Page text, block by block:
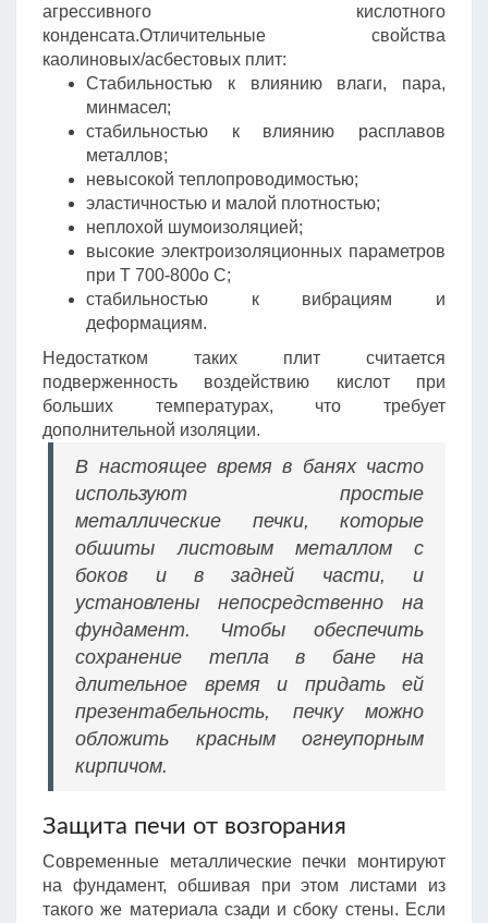
агрессивного кислотного
конденсата.Отличительные свойства
каолиновых/асбестовых плит:
Стабильностью к влиянию влаги, пара,
минмасел;
стабильностью к влиянию расплавов
металлов;
невысокой теплопроводимостью;
эластичностью и малой плотностью;
неплохой шумоизоляцией;
высокие электроизоляционных параметров
при Т 700-800o С;
стабильностью к вибрациям и
деформациям.
Недостатком таких плит считается
подверженность воздействию кислот при
больших температурах, что требует
дополнительной изоляции.
В настоящее время в банях часто
используют простые
металлические печки, которые
обшиты листовым металлом с
боков и в задней части, и
установлены непосредственно на
фундамент. Чтобы обеспечить
сохранение тепла в бане на
длительное время и придать ей
презентабельность, печку можно
обложить красным огнеупорным
кирпичом.
Защита печи от возгорания
Современные металлические печки монтируют
на фундамент, обшивая при этом листами из
такого же материала сзади и сбоку стены. Если